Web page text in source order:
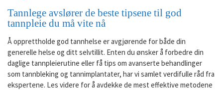
Tannlege avslører de beste tipsene til god
tannpleie du må vite nå
Å opprettholde god tannhelse er avgjørende for både din
generelle helse og ditt selvtillit. Enten du ønsker å forbedre din
daglige tannpleierutine eller få tips om avanserte behandlinger
som tannbleking og tannimplantater, har vi samlet verdifulle råd fra
ekspertene. Les videre for å avdekke de mest effektive metodene